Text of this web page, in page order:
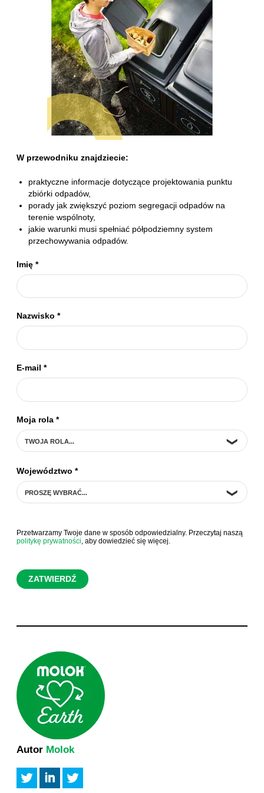
W przewodniku znajdziecie:
praktyczne informacje dotyczące projektowania punktu
zbiórki odpadów,
porady jak zwiększyć poziom segregacji odpadów na
terenie wspólnoty,
jakie warunki musi spełniać półpodziemny system
przechowywania odpadów.
Imię *
Nazwisko *
E-mail *
Moja rola *
Województwo *
Przetwarzamy Twoje dane w sposób odpowiedzialny. Przeczytaj naszą
politykę prywatności, aby dowiedzieć się więcej.
Autor Molok